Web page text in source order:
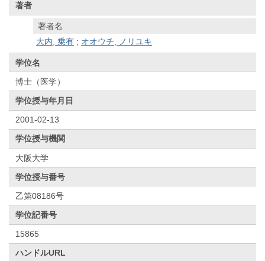
著者
著者名
大内, 乗有 ; オオウチ, ノリユキ
学位名
博士（医学）
学位授与年月日
2001-02-13
学位授与機関
大阪大学
学位授与番号
乙第08186号
学位記番号
15865
ハンドルURL